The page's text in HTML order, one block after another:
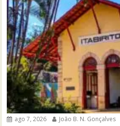
ago 7, 2026 João B. N. Gonçalves